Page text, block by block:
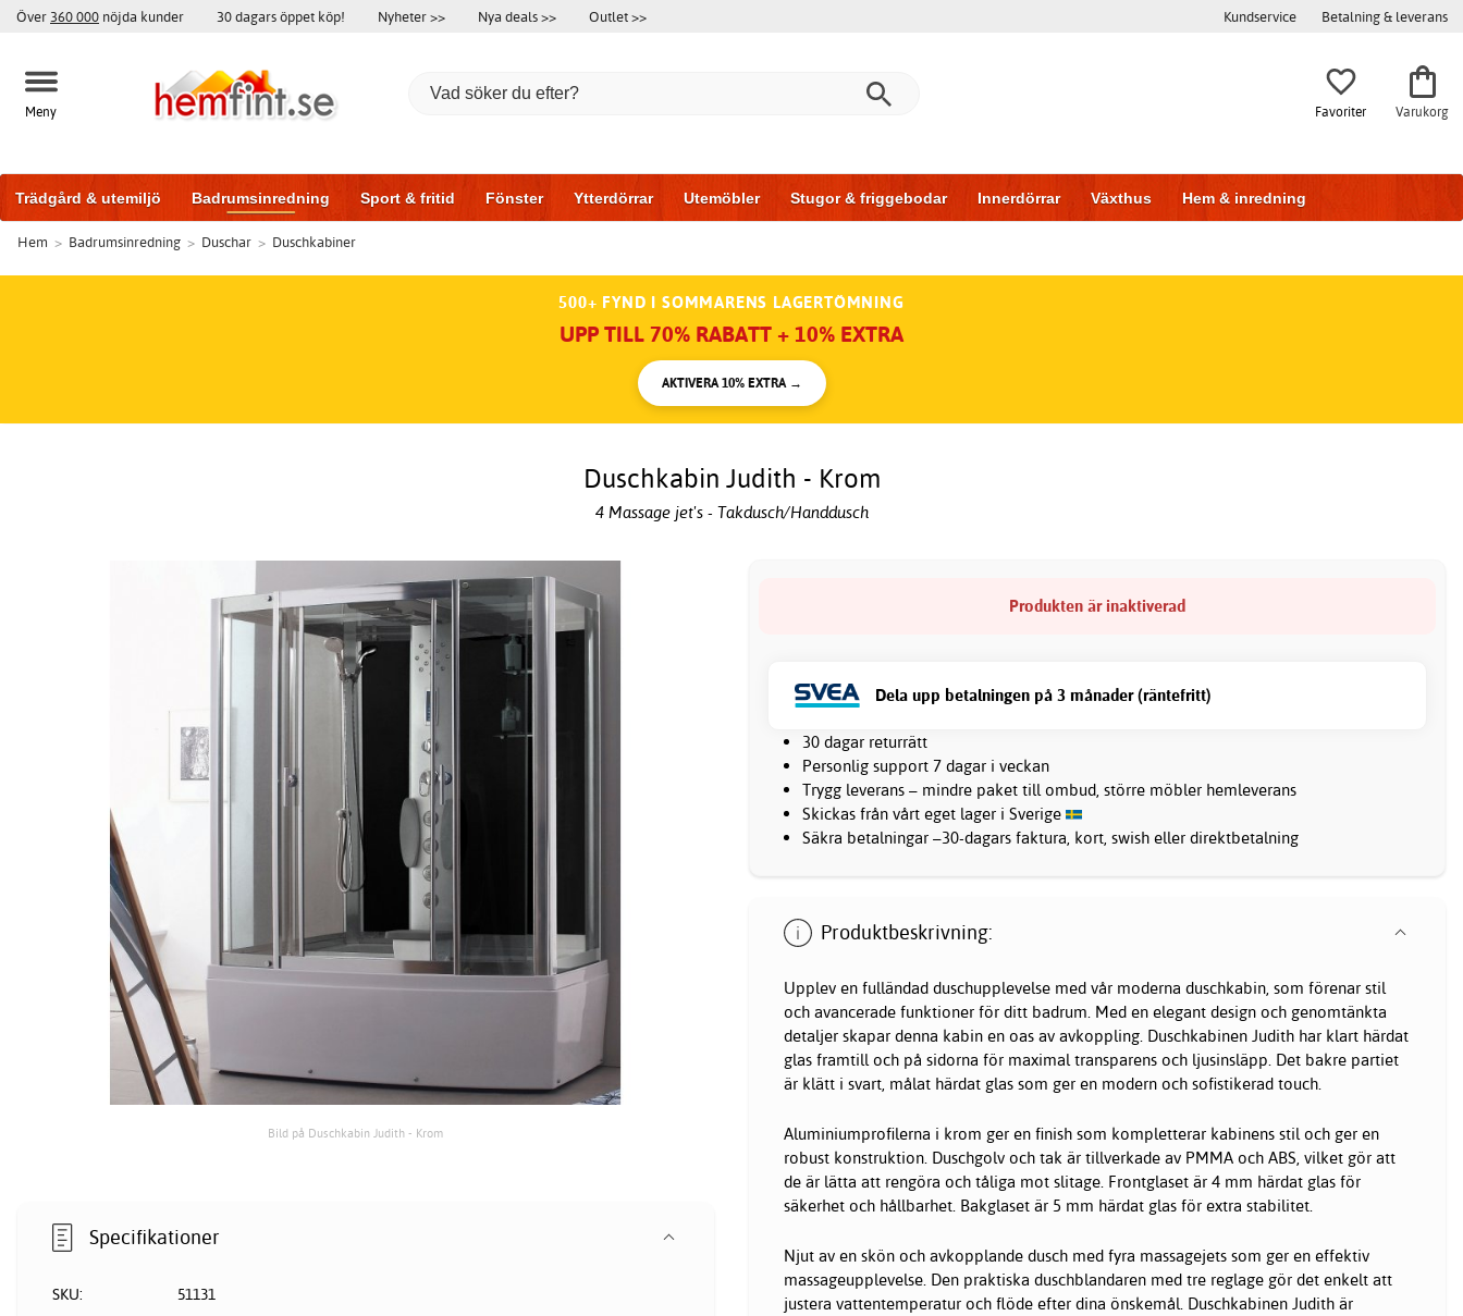
Över 360 000 nöjda kunder 30 dagars öppet köp! Nyheter >> Nya deals >> Outlet >> Kundservice Betalning & leverans
Meny Favoriter Varukorg
Trädgård & utemiljö Badrumsinredning Sport & fritid Fönster Ytterdörrar Utemöbler Stugor & friggebodar Innerdörrar Växthus Hem & inredning
Badrumsmöbler Träningsutrustning Garageportar
Hem > Badrumsinredning > Duschar > Duschkabiner
500+ FYND I SOMMARENS LAGERTÖMNING
UPP TILL 70% RABATT + 10% EXTRA
AKTIVERA 10% EXTRA →
Duschkabin Judith - Krom
4 Massage jet's - Takdusch/Handdusch
Bild på Duschkabin Judith - Krom
Produkten är inaktiverad
Dela upp betalningen på 3 månader (räntefritt)
30 dagar returrätt
Personlig support 7 dagar i veckan
Trygg leverans – mindre paket till ombud, större möbler hemleverans
Skickas från vårt eget lager i Sverige
Säkra betalningar –30-dagars faktura, kort, swish eller direktbetalning
Produktbeskrivning:
Upplev en fulländad duschupplevelse med vår moderna duschkabin, som förenar stil
och avancerade funktioner för ditt badrum. Med en elegant design och genomtänkta
detaljer skapar denna kabin en oas av avkoppling. Duschkabinen Judith har klart härdat
glas framtill och på sidorna för maximal transparens och ljusinsläpp. Det bakre partiet
är klätt i svart, målat härdat glas som ger en modern och sofistikerad touch.
Aluminiumprofilerna i krom ger en finish som kompletterar kabinens stil och ger en
robust konstruktion. Duschgolv och tak är tillverkade av PMMA och ABS, vilket gör att
de är lätta att rengöra och tåliga mot slitage. Frontglaset är 4 mm härdat glas för
säkerhet och hållbarhet. Bakglaset är 5 mm härdat glas för extra stabilitet.
Njut av en skön och avkopplande dusch med fyra massagejets som ger en effektiv
massageupplevelse. Den praktiska duschblandaren med tre reglage gör det enkelt att
justera vattentemperatur och flöde efter dina önskemål. Duschkabinen Judith är
Specifikationer
SKU: 51131